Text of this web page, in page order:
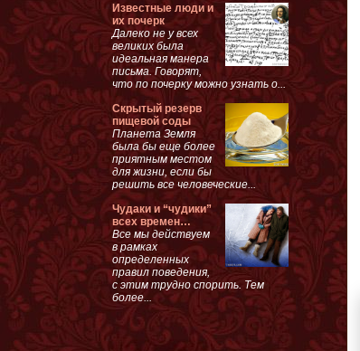
Известные люди и
их почерк
Далеко не у всех
великих была
идеальная манера
письма. Говорят,
что по почерку можно узнать о...
Скрытый резерв
пищевой соды
Планета Земля
была бы еще более
приятным местом
для жизни, если бы
решить все человеческие...
Чудаки и “чудики”
всех времен…
Все мы действуем
в рамках
определенных
правил поведения,
с этим трудно спорить. Тем
более...